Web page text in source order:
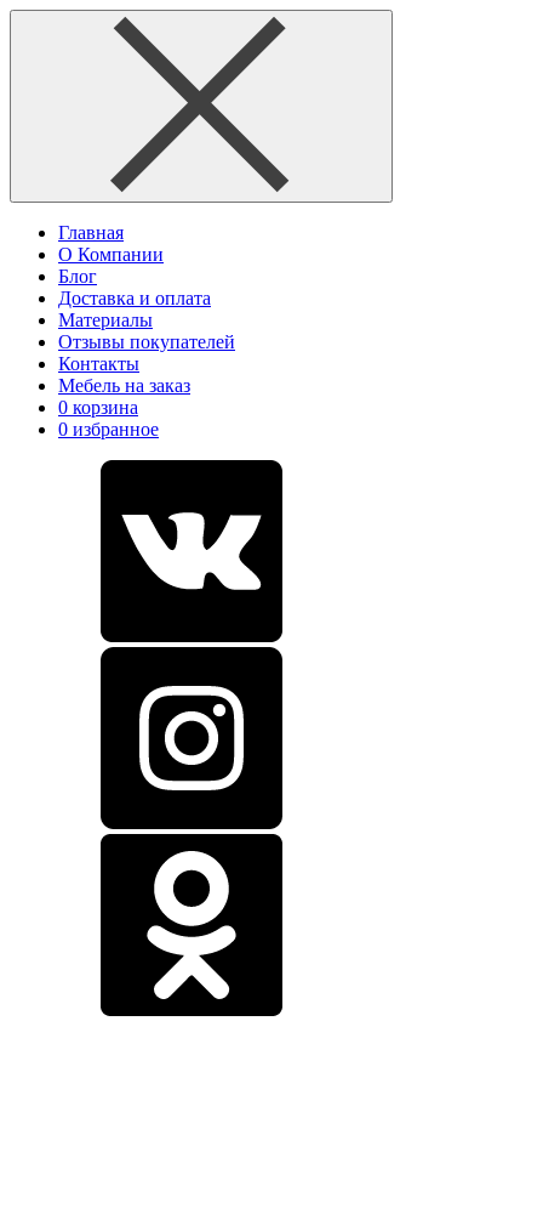
Главная
О Компании
Блог
Доставка и оплата
Материалы
Отзывы покупателей
Контакты
Мебель на заказ
0 корзина
0 избранное